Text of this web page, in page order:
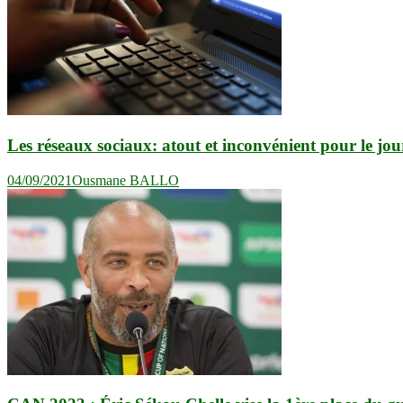
Les réseaux sociaux: atout et inconvénient pour le
04/09/2021Ousmane BALLO